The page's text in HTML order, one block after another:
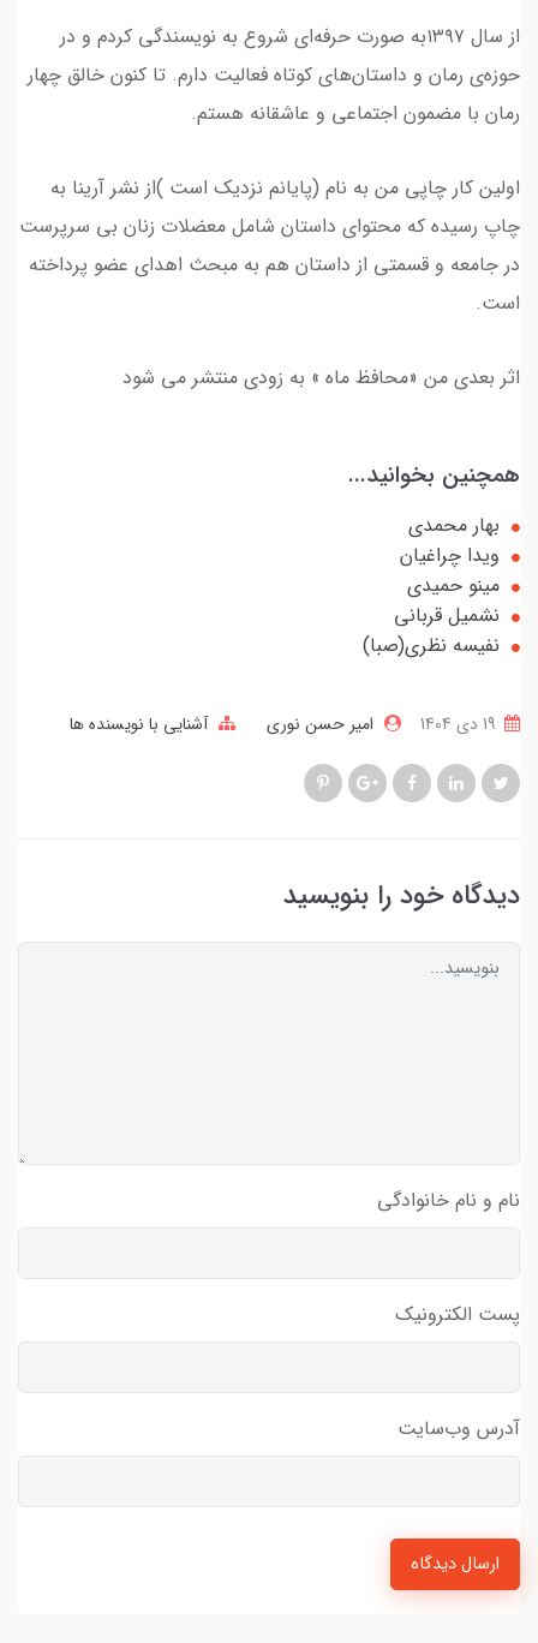
از سال ۱۳۹۷به صورت حرفه‌ای شروع به نویسندگی کردم و در
حوزه‌ی رمان و داستان‌های کوتاه فعالیت دارم. تا کنون خالق چهار
رمان با مضمون اجتماعی و عاشقانه هستم.
اولین کار چاپی من به نام (پایانم نزدیک است )از نشر آرینا به
چاپ رسیده که محتوای داستان شامل معضلات زنان بی سرپرست
در جامعه و قسمتی از داستان هم به مبحث اهدای عضو پرداخته
است.
اثر بعدی من «محافظ ماه » به زودی منتشر می شود
همچنین بخوانید...
بهار محمدی
ویدا چراغیان
مینو حمیدی
نشمیل قربانی
نفیسه نظری(صبا)
امیر حسن نوری آشنایی با نویسنده ها
دیدگاه خود را بنویسید
نام و نام خانوادگی
پست الکترونیک
آدرس وب‌سایت
ارسال دیدگاه